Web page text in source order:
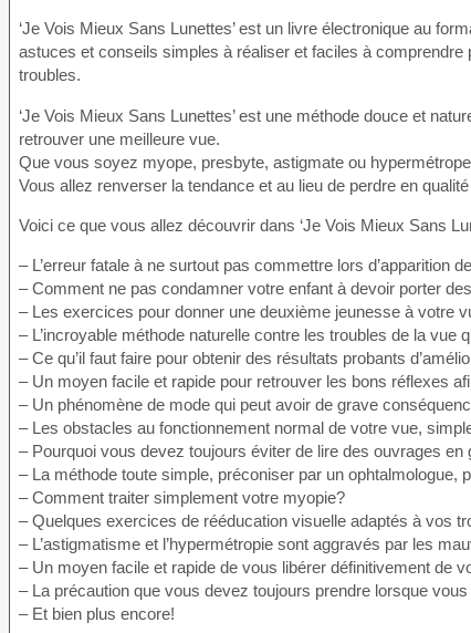
‘Je Vois Mieux Sans Lunettes’ est un livre électronique au
astuces et conseils simples à réaliser et faciles à
troubles.
‘Je Vois Mieux Sans Lunettes’ est une méthode douce et
retrouver une meilleure vue.
Que vous soyez myope, presbyte, astigmate ou
Vous allez renverser la tendance et au lieu de perdre en
Voici ce que vous allez découvrir dans ‘Je Vois Mieux Sans
– L’erreur fatale à ne surtout pas commettre lors d’apparition
– Comment ne pas condamner votre enfant à devoir porter
– Les exercices pour donner une deuxième jeunesse à votre
– L’incroyable méthode naturelle contre les troubles de la vue
– Ce qu’il faut faire pour obtenir des résultats probants
– Un moyen facile et rapide pour retrouver les bons réflexes
– Un phénomène de mode qui peut avoir de grave
– Les obstacles au fonctionnement normal de votre vue,
– Pourquoi vous devez toujours éviter de lire des ouvrages en
– La méthode toute simple, préconiser par un ophtalmologue,
– Comment traiter simplement votre myopie?
– Quelques exercices de rééducation visuelle adaptés à vos
– L’astigmatisme et l’hypermétropie sont aggravés par les
– Un moyen facile et rapide de vous libérer définitivement de
– La précaution que vous devez toujours prendre lorsque
– Et bien plus encore!